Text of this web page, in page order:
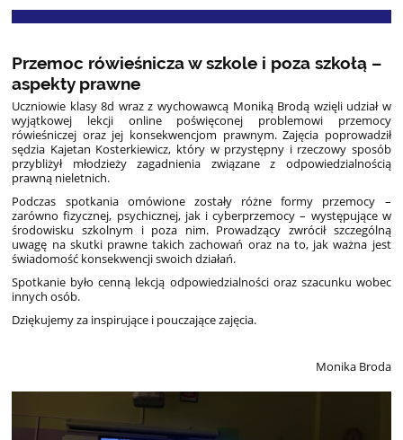
Przemoc rówieśnicza w szkole i poza szkołą –
aspekty prawne
Uczniowie klasy 8d wraz z wychowawcą Moniką Brodą wzięli udział w
wyjątkowej lekcji online poświęconej problemowi przemocy
rówieśniczej oraz jej konsekwencjom prawnym. Zajęcia poprowadził
sędzia Kajetan Kosterkiewicz, który w przystępny i rzeczowy sposób
przybliżył młodzieży zagadnienia związane z odpowiedzialnością
prawną nieletnich.
Podczas spotkania omówione zostały różne formy przemocy –
zarówno fizycznej, psychicznej, jak i cyberprzemocy – występujące w
środowisku szkolnym i poza nim. Prowadzący zwrócił szczególną
uwagę na skutki prawne takich zachowań oraz na to, jak ważna jest
świadomość konsekwencji swoich działań.
Spotkanie było cenną lekcją odpowiedzialności oraz szacunku wobec
innych osób.
Dziękujemy za inspirujące i pouczające zajęcia.
Monika Broda